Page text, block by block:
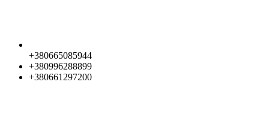
+380665085944
+380996288899
+380661297200